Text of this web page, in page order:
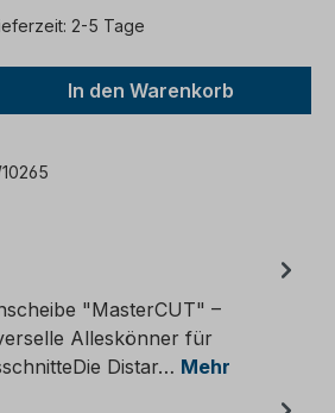
2-5 Tage
In den Warenkorb
"MasterCUT" –
Alleskönner für
Distar… Mehr